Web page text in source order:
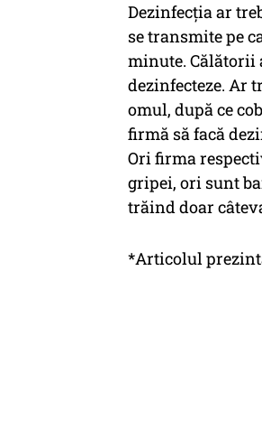
Dezinfecția ar
se transmite pe
minute. Călătorii
dezinfecteze. Ar
omul, după ce
firmă să facă
Ori firma
gripei, ori sunt
trăind doar
*Articolul